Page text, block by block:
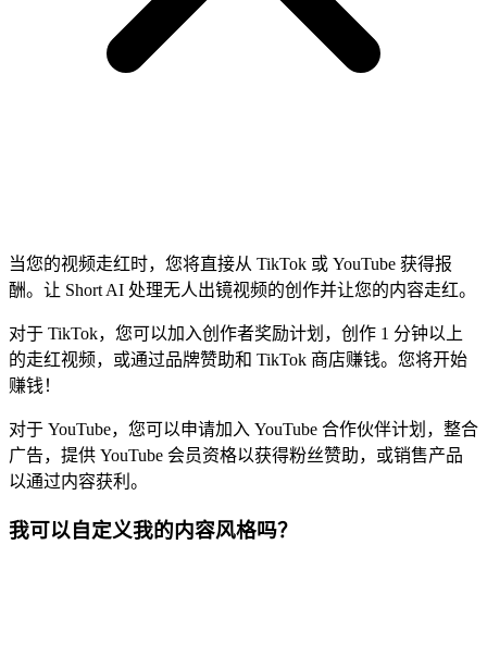
当您的视频走红时，您将直接从 TikTok 或 YouTube 获得报
酬。让 Short AI 处理无人出镜视频的创作并让您的内容走红。
对于 TikTok，您可以加入创作者奖励计划，创作 1 分钟以上
的走红视频，或通过品牌赞助和 TikTok 商店赚钱。您将开始
赚钱！
对于 YouTube，您可以申请加入 YouTube 合作伙伴计划，整合
广告，提供 YouTube 会员资格以获得粉丝赞助，或销售产品
以通过内容获利。
我可以自定义我的内容风格吗？